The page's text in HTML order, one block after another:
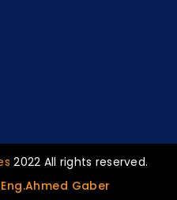
2022 All rights reserved.
Eng.Ahmed Gaber